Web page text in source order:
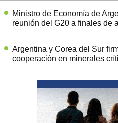
Ministro de Economía de
reunión del G20 a finales de
Argentina y Corea del Sur
cooperación en minerales